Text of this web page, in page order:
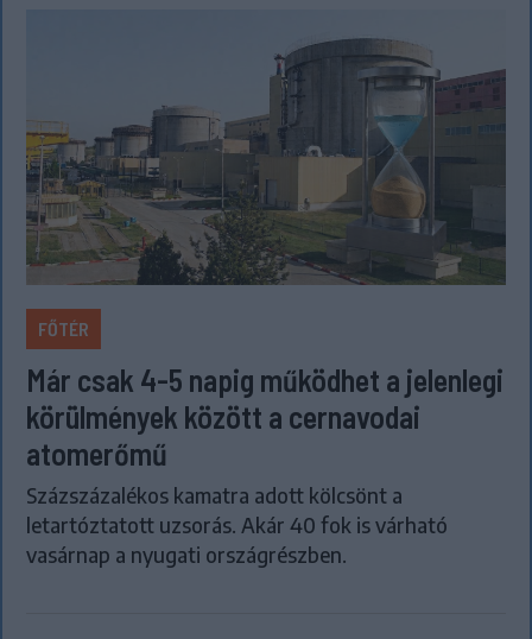
FŐTÉR
Már csak 4-5 napig működhet a jelenlegi
körülmények között a cernavodai
atomerőmű
Százszázalékos kamatra adott kölcsönt a
letartóztatott uzsorás. Akár 40 fok is várható
vasárnap a nyugati országrészben.